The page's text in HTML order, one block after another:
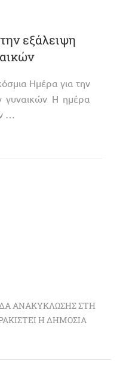
εξάλειψη
Ημέρα για την
γυναικών Η ημέρα
…
ΑΝΑΚΎΚΛΩΣΗΣ ΣΤΗ
Η ΔΗΜΌΣΙΑ